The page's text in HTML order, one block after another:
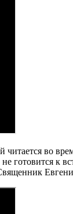
во
готовится к